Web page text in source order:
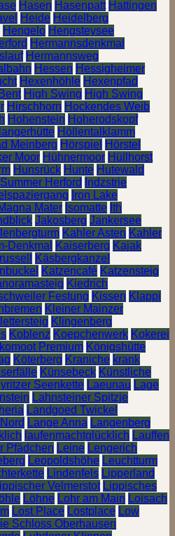
Hasen Hasenpatt Hattingen
Heide Heidelberg
Hengelo Hengsteysee
Hermannsdenkmal
Hermannsweg
Hessen Hessigheimer
Hexenhöhle Hexenpfad
High Swing High Swing
Hirschhorn Hockendes Weib
Hohenstein Hoherodskopf
Höllentalklamm
Meinberg Hörspiel Hörstel
Moor Hühnermoor Hüllhorst
Hunsrück Hunte Hutewald
Herford
Indzstrie
Iron Lake
Mater Isomatte Ith
Jakosberg Jankersee
Kahler Asten Kahler
Denkmal Kaiserberg Kajak
Käsbergkanzel
Katzencafé Katzensteig
Kiedrich
Festung Kissen Klappi
Kleiner Mainzer
Klingenberg
Koblenz Koepchenwerk Kokerei
komoot Premium Königshütte
Köterberg Kraniche krank
Künsebeck Künstliche
Seenkette Laeunau Lage
Lahnsteiner Spitzje
Landgoed Twickel
Lange Anna Langenberg
laufenmachtglücklich Lauffen
Pfädchen Leine Lengerich
Leopoldshöhe Leuchtturm
Lindenfels Lipperland
Velmerstot Lippisches
Löhne Lohr am Main Loisach
Lost Place Lostplace Low
Schloss Oberhausen